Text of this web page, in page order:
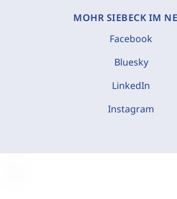
MOHR SIEBECK IM
Facebook
Bluesky
LinkedIn
Instagram